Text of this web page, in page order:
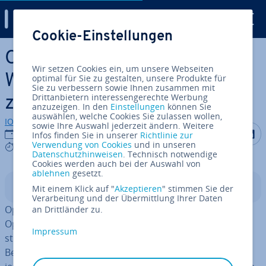
Zum Haupt­in­halt springen
Open­Ne­bu­la vs. Proxmox:
Welche Vir­tua­li­sie­rung passt
zu Ihnen?
IONOS Redaktion
30.03.2026
6 mins
Auf Auf
In­halts­ver­zeich­nis
Open­Ne­bu­la und Proxmox gehören zu den bekannten
Open-Source-Platt­for­men für Vir­tua­li­sie­rung und In­fra­
struk­tur­ver­wal­tung. Beide Lösungen er­mög­li­chen den
Betrieb vir­tu­el­ler Maschinen und Container, verfolgen
Cookie-Einstellungen
Wir setzen Cookies ein, um unsere Webseiten
optimal für Sie zu gestalten, unsere Produkte für
Sie zu verbessern sowie Ihnen zusammen mit
Drittanbietern interessengerechte Werbung
anzuzeigen. In den Einstellungen können Sie
auswählen, welche Cookies Sie zulassen wollen,
sowie Ihre Auswahl jederzeit ändern. Weitere
Infos finden Sie in unserer Richtlinie zur
Verwendung von Cookies und in unseren
Datenschutzhinweisen. Technisch notwendige
Cookies werden auch bei der Auswahl von
ablehnen gesetzt.
Mit einem Klick auf "Akzeptieren" stimmen Sie der
Verarbeitung und der Übermittlung Ihrer Daten
an Drittländer zu.
Impressum